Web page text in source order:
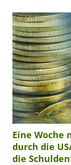
Eine Woche
durch die
die